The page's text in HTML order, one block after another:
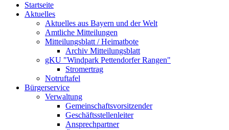
Startseite
Aktuelles
Aktuelles aus Bayern und der Welt
Amtliche Mitteilungen
Mitteilungsblatt / Heimatbote
Archiv Mitteilungsblatt
gKU "Windpark Pettendorfer Rangen"
Stromertrag
Notruftafel
Bürgerservice
Verwaltung
Gemeinschaftsvorsitzender
Geschäftsstellenleiter
Ansprechpartner